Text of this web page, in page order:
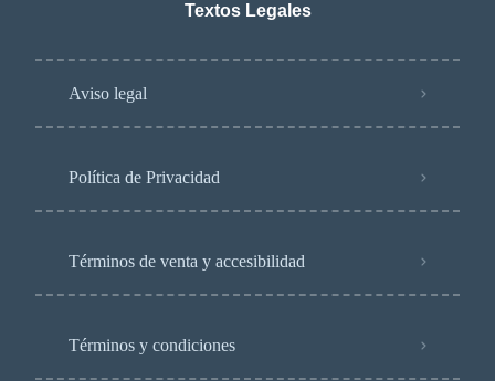
Textos Legales
Aviso legal
Política de Privacidad
Términos de venta y accesibilidad
Términos y condiciones